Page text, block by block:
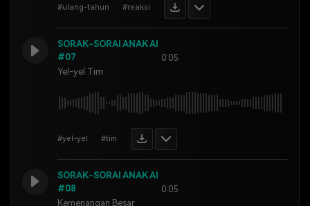
#ulang-tahun #reaksi
SORAK-SORAI ANAK AI
#07
Yel-yel Tim
0:05
#yel-yel #tim
SORAK-SORAI ANAK AI
#08
Kemenangan Besar
0:05